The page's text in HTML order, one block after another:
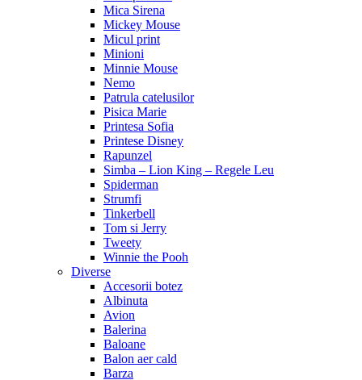
Mica Sirena
Mickey Mouse
Micul print
Minioni
Minnie Mouse
Nemo
Patrula catelusilor
Pisica Marie
Printesa Sofia
Printese Disney
Rapunzel
Simba – Lion King – Regele Leu
Spiderman
Strumfi
Tinkerbell
Tom si Jerry
Tweety
Winnie the Pooh
Diverse
Accesorii botez
Albinuta
Avion
Balerina
Baloane
Balon aer cald
Barza